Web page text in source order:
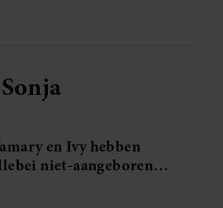
en Ivy hebben
niet-aangeboren